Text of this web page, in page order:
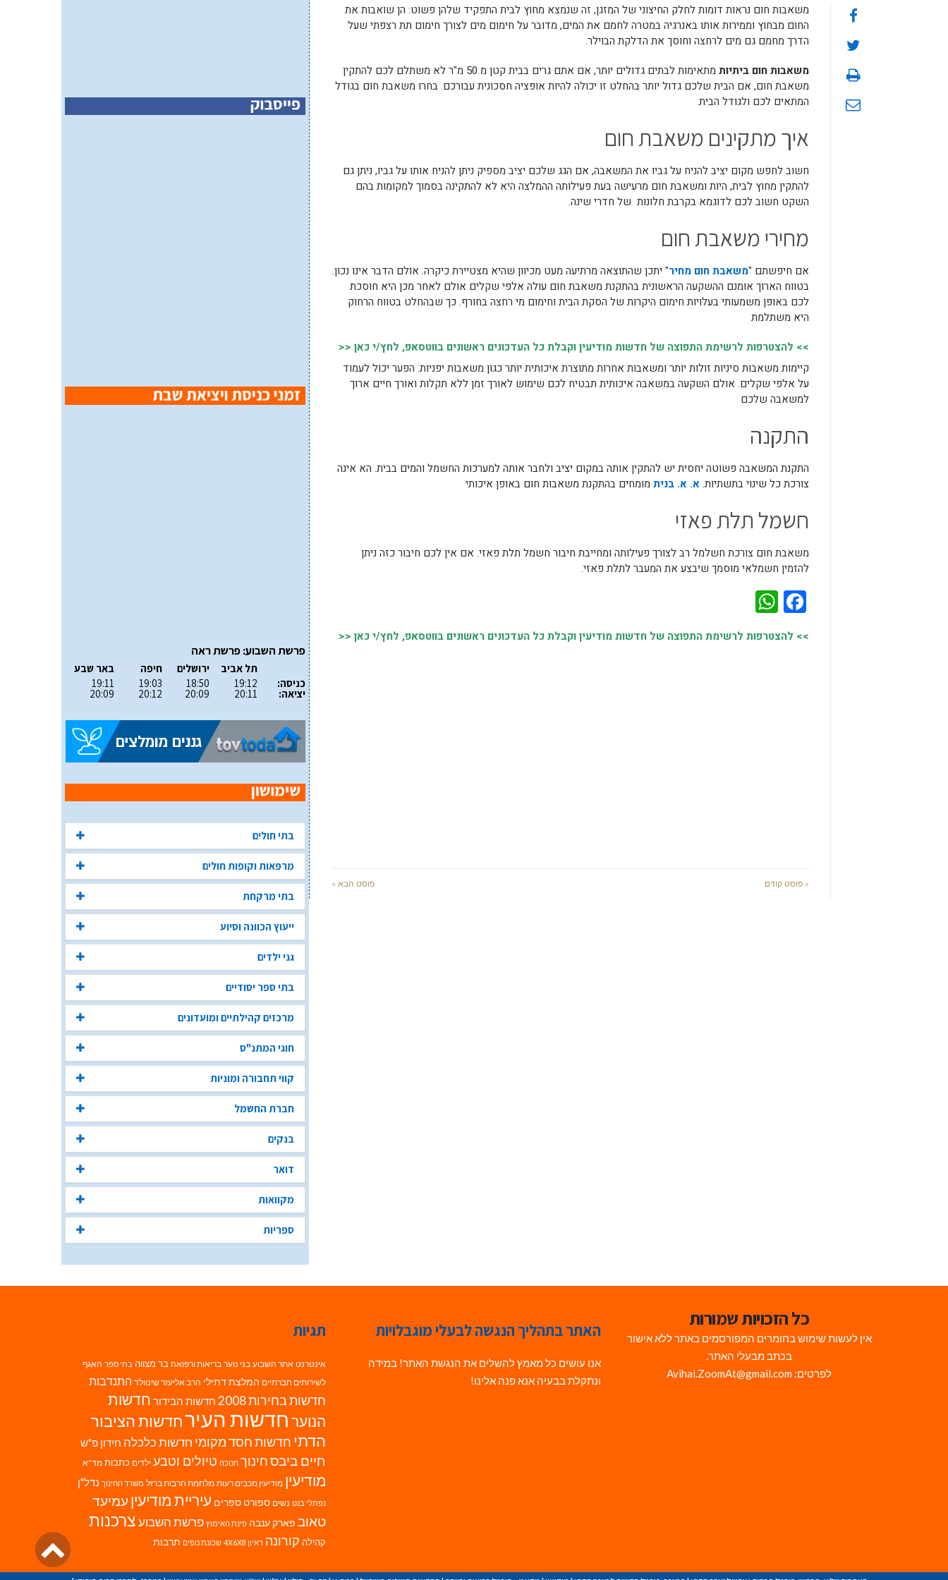
משאבות חום נראות דומות לחלק החיצוני של המזגן, זה שנמצא מחוץ לבית התפקיד שלהן פשוט: הן שואבות את
החום מבחוץ וממירות אותו באנרגיה במטרה לחמם את המים, מדובר על חימום מים לצורך חימום תת רצפתי שעל
הדרך מחמם גם מים לרחצה וחוסך את הדלקת הבוילר.
משאבות חום ביתיות
מתאימות לבתים גדולים יותר, אם אתם גרים בבית קטן מ 50 מ"ר לא משתלם לכם להתקין
משאבת חום, אם הבית שלכם גדול יותר בהחלט זו יכולה להיות אופציה חסכונית עבורכם. בחרו משאבת חום בגודל
המתאים לכם ולגודל הבית.
איך מתקינים משאבת חום
חשוב לחפש מקום יציב להניח על גביו את המשאבה, אם הגג שלכם יציב מספיק ניתן להניח אותו על גביו, ניתן גם
להתקין מחוץ לבית, היות ומשאבת חום מרעישה בעת פעילותה ההמלצה היא לא להתקינה בסמוך למקומות בהם
השקט חשוב לכם לדוגמא בקרבת חלונות של חדרי שינה.
מחירי משאבת חום
אם חיפשתם "משאבת חום מחיר" יתכן שהתוצאה מרתיעה מעט מכיוון שהיא מצטיירת כיקרה. אולם הדבר אינו נכון.
בטווח הארוך אומנם ההשקעה הראשונית בהתקנת משאבת חום עולה אלפי שקלים אולם לאחר מכן היא חוסכת
לכם באופן משמעותי בעלויות חימום היקרות של הסקת הבית וחימום מי רחצה בחורף. כך שבהחלט בטווח הרחוק
היא משתלמת
>> להצטרפות לרשימת התפוצה של חדשות מודיעין וקבלת כל העדכונים ראשונים בווטסאפ, לחץ/י כאן <<
קיימות משאבות סיניות זולות יותר ומשאבות אחרות מתוצרת איכותית יותר כגון משאבות יפניות. הפער יכול לעמוד
על אלפי שקלים. אולם השקעה במשאבה איכותית תבטיח לכם שימוש לאורך זמן ללא תקלות ואורך חיים ארוך
למשאבה שלכם
התקנה
התקנת המשאבה פשוטה יחסית יש להתקין אותה במקום יציב ולחבר אותה למערכות החשמל והמים בבית. הא אינה
צורכת כל שינוי בתשתיות.א. א. בנית מומחים בהתקנת משאבות חום באופן איכותי
חשמל תלת פאזי
משאבת חום צורכת חשלמל רב לצורך פעילותה ומחייבת חיבור חשמל תלת פאזי. אם אין לכם חיבור כזה ניתן
להזמין חשמלאי מוסמך שיבצע את המעבר לתלת פאזי.
Facebook
>> להצטרפות לרשימת התפוצה של חדשות מודיעין וקבלת כל העדכונים ראשונים בווטסאפ, לחץ/י כאן <<
« פוסט קודם פוסט הבא »
פרשת השבוע: פרשת ראה
כניסה:
יציאה:
תל אביב
19:12
20:11
ירושלים
18:50
20:09
חיפה
19:03
20:12
באר שבע
19:11
20:09
בתי חולים
מרפאות וקופות חולים
בתי מרקחת
ייעוץ הכוונה וסיוע
גני ילדים
בתי ספר יסודיים
מרכזים קהילתיים ומועדונים
חוגי המתנ"ס
קווי תחבורה ומוניות
חברת החשמל
בנקים
דואר
מקוואות
ספריות
כל הזכויות שמורות
אין לעשות שימוש בחומרים המפורסמים באתר ללא אישור
בכתב מבעלי האתר.
לפרטים: Avihai.ZoomAt@gmail.com
האתר בתהליך הנגשה לבעלי מוגבלויות
אנו עושים כל מאמץ להשלים את הנגשת האתר! במידה
ונתקלת בבעיה אנא פנה אלינו!
תגיות
אינטרנט אתר השבוע בני נוער בריאות ורפואה בר מצווה בתי ספר האגף
לשירותים חברתיים המלצת דתילי הרב אליעזר שינוולד התנדבות
חדשות בחירות 2008 חדשות הבידור חדשות
הנוערחדשות העירחדשות הציבור
הדתי חדשות חסד מקומי חדשות כלכלה חידון פ"ש
חיים ביבסחינוך חנוכה טיולים וטבע ילדים כתבות מד"א
מודיעין מודיעין מכבים רעות מלחמת חרבות ברזל משרד החינוך נדל"ן
נפתלי בנט נשים ספורט ספרים עיריית מודיעין עמיעד
טאוב פארק ענבה פינת האימוץ פרשת השבועצרכנות
קהילה קורונה ראיון 4X6X8 שכונת נופים תרבות